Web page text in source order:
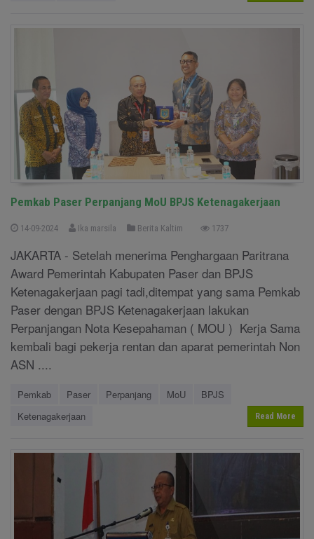
Pemkab Paser Perpanjang MoU BPJS Ketenagakerjaan
14-09-2024 Ika marsila Berita Kaltim 1737
JAKARTA - Setelah menerima Penghargaan Paritrana
Award Pemerintah Kabupaten Paser dan BPJS
Ketenagakerjaan pagi tadi,ditempat yang sama Pemkab
Paser dengan BPJS Ketenagakerjaan lakukan
Perpanjangan Nota Kesepahaman ( MOU ) Kerja Sama
kembali bagi pekerja rentan dan aparat pemerintah Non
ASN ....
Pemkab Paser Perpanjang MoU
BPJS
Ketenagakerjaan
Read More